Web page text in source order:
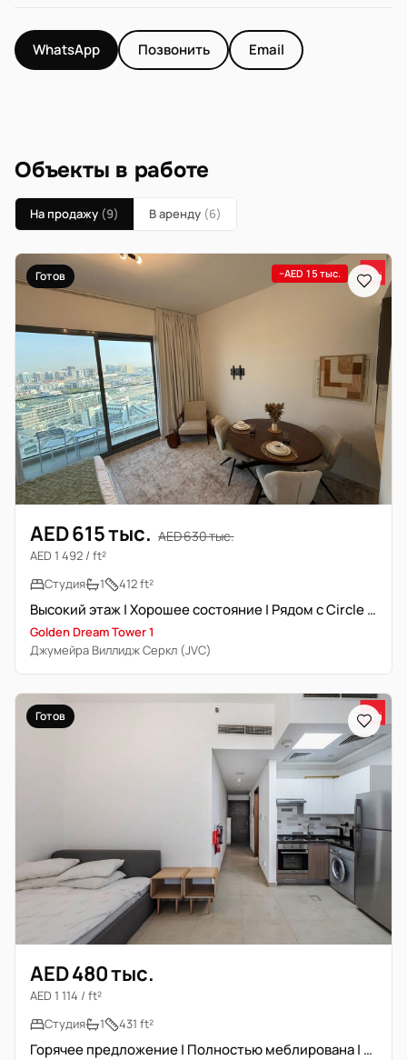
WhatsApp Позвонить Email
Объекты в работе
На продажу (9) В аренду (6)
Готов −AED 15 тыс.
AED 615 тыс. AED 630 тыс.
AED 1 492 / ft²
Студия
1 412 ft²
Высокий этаж | Хорошее состояние | Рядом с Circle Mall
Golden Dream Tower 1
Джумейра Виллидж Серкл (JVC)
Готов
AED 480 тыс.
AED 1 114 / ft²
Студия
1 431 ft²
Горячее предложение | Полностью меблирована | Вид на комплекс